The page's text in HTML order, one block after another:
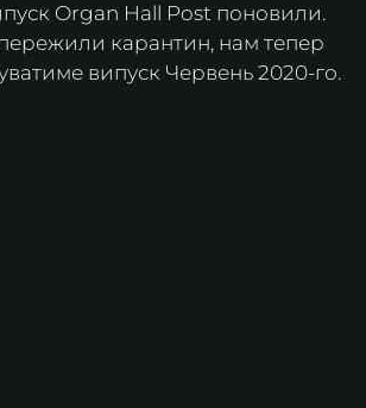
Organ Hall Post поновили.
карантин, нам тепер
випуск Червень 2020-го.